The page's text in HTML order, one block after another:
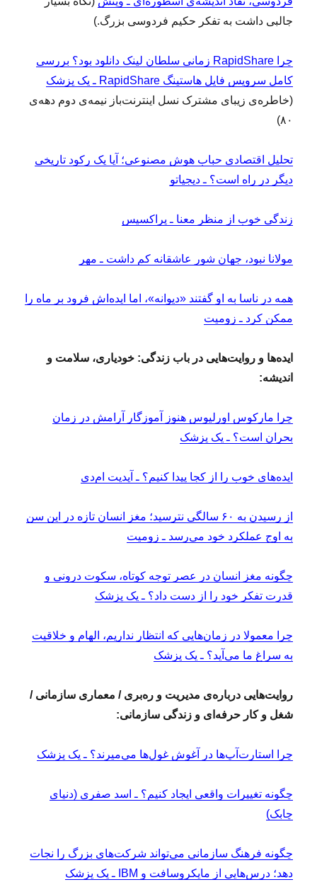
جالبی داشت به تفکر حکیم فردوسی بزرگ.)
چرا RapidShare‌ زمانی سلطان لینک دانلود بود؟ بررسی
کامل سرویس فایل هاستینگ RapidShare ـ یک پزشک
(خاطره‌ی زیبای مشترک نسل اینترنت‌باز نیمه‌ی دوم دهه‌ی
۸۰)
تحلیل اقتصادی حباب هوش مصنوعی؛ آیا یک رکود تاریخی
دیگر در راه است؟ ـ دیجیاتو
زندگی خوب از منظر معنا ـ پراکسیس
مولانا نبود، جهان شور عاشقانه کم داشت ـ مهر
همه در ناسا به او ‌گفتند «دیوانه»، اما ایده‌اش فرود بر ماه را
ممکن کرد ـ زومیت
ایده‌ها و روایت‌هایی در باب زندگی: خودیاری، سلامت و
اندیشه:
چرا مارکوس اورلیوس هنوز آموزگار آرامش در زمان
بحران است؟ ـ یک پزشک
ایده‌های خوب را از کجا پیدا کنیم؟ ـ آپدیت ام‌دی
از رسیدن به ۶۰ سالگی نترسید؛ مغز انسان تازه در این سن
به اوج عملکرد خود می‌رسد ـ زومیت
چگونه مغز انسان در عصر توجه کوتاه، سکوت درونی و
قدرت تفکر خود را از دست داد؟ ـ یک پزشک
چرا معمولا در زمان‌هایی که انتظار نداریم، الهام و خلاقیت
به سراغ ما می‌آید؟ ـ یک پزشک
روایت‌هایی درباره‌ی مدیریت و ره‌بری / معماری سازمانی /
شغل و کار حرفه‌ای و زندگی سازمانی:
چرا استارت‌آپ‌ها در آغوش غول‌ها می‌میرند؟ ـ یک پزشک
چگونه تغییرات واقعی ایجاد کنیم؟ ـ اسد صفری (دنیای
چابک)
چگونه فرهنگ سازمانی می‌تواند شرکت‌های بزرگ را نجات
دهد؛ درس‌هایی از مایکروسافت و IBM ـ یک پزشک